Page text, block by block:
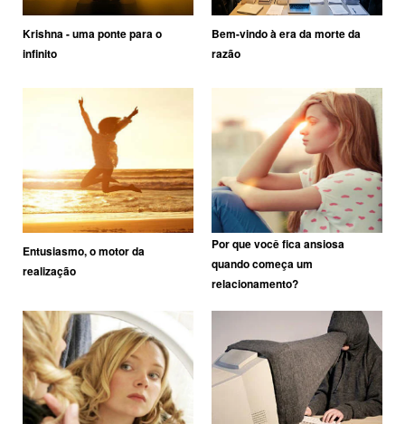
Krishna - uma ponte para o
infinito
Bem-vindo à era da morte da
razão
Entusiasmo, o motor da
realização
Por que você fica ansiosa
quando começa um
relacionamento?